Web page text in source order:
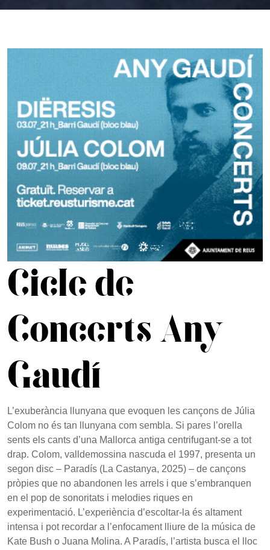
Cicle de
Concerts Any
Gaudí
L’exuberància llunyana que evoquen les cançons de Júlia
Colom no és tan llunyana com sembla. Si pares l’orella
sents els cants d’una Mallorca antiga centrifugant-se a tot
drap. Colom, valldemossina nascuda el 1997, presenta un
segon disc – Paradís (La Castanya, 2025) – de cançons
pròpies que no abandonen les arrels i que s’embranquen
en el pop de sonoritats i melodies riques en
experimentació. L’experiència d’escoltar-la és altament
intensa i pot recordar a l’enfocament lliure de la música de
Kate Bush o Juana Molina. A Paradís, l’artista busca el lloc